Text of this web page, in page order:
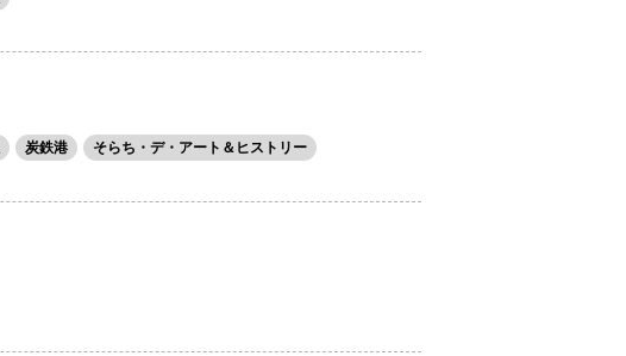
炭鉄港 そらち・デ・アート＆ヒストリー